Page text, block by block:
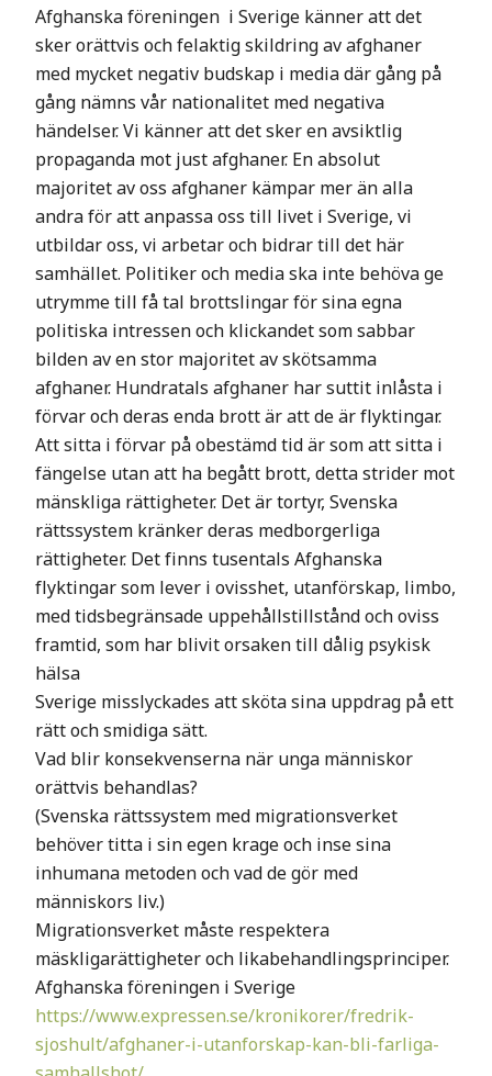
Afghanska föreningen i Sverige känner att det
sker orättvis och felaktig skildring av afghaner
med mycket negativ budskap i media där gång på
gång nämns vår nationalitet med negativa
händelser. Vi känner att det sker en avsiktlig
propaganda mot just afghaner. En absolut
majoritet av oss afghaner kämpar mer än alla
andra för att anpassa oss till livet i Sverige, vi
utbildar oss, vi arbetar och bidrar till det här
samhället. Politiker och media ska inte behöva ge
utrymme till få tal brottslingar för sina egna
politiska intressen och klickandet som sabbar
bilden av en stor majoritet av skötsamma
afghaner. Hundratals afghaner har suttit inlåsta i
förvar och deras enda brott är att de är flyktingar.
Att sitta i förvar på obestämd tid är som att sitta i
fängelse utan att ha begått brott, detta strider mot
mänskliga rättigheter. Det är tortyr, Svenska
rättssystem kränker deras medborgerliga
rättigheter. Det finns tusentals Afghanska
flyktingar som lever i ovisshet, utanförskap, limbo,
med tidsbegränsade uppehållstillstånd och oviss
framtid, som har blivit orsaken till dålig psykisk
hälsa
Sverige misslyckades att sköta sina uppdrag på ett
rätt och smidiga sätt.
Vad blir konsekvenserna när unga människor
orättvis behandlas?
(Svenska rättssystem med migrationsverket
behöver titta i sin egen krage och inse sina
inhumana metoden och vad de gör med
människors liv.)
Migrationsverket måste respektera
mäskligarättigheter och likabehandlingsprinciper.
Afghanska föreningen i Sverige
https://www.expressen.se/kronikorer/fredrik-
sjoshult/afghaner-i-utanforskap-kan-bli-farliga-